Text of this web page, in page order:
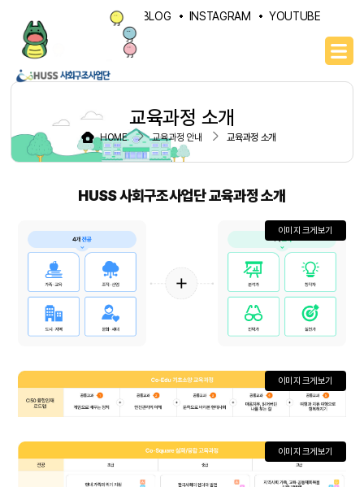
NAVER BLOG INSTAGRAM YOUTUBE
교육과정 소개
HOME 교육과정 안내 교육과정 소개
HUSS 사회구조사업단 교육과정 소개
이미지 크게보기
이미지 크게보기
이미지 크게보기